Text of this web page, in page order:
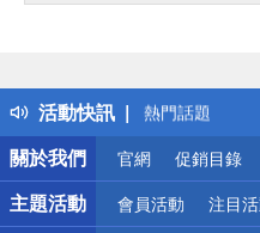
活動快訊
得獎公告
熱門話題
銀行優惠
偏遠地區配送
詐騙網頁！請
關於我們
官網 促銷目錄
主題活動 會員活動 注目